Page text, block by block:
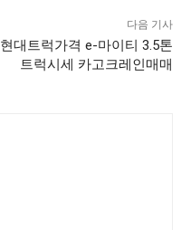
다음 기사
현대트럭가격 e-마이티 3.5톤
트럭시세 카고크레인매매